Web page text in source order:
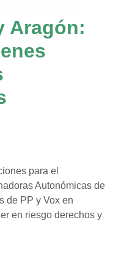
Aragón:
para el
Autonómicas de
de PP y Vox en
en riesgo derechos y